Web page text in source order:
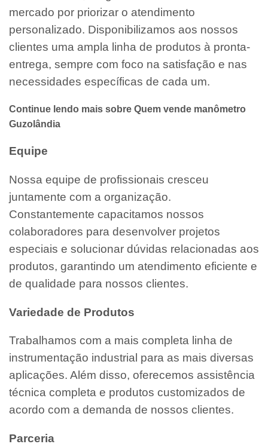
mercado por priorizar o atendimento
personalizado. Disponibilizamos aos nossos
clientes uma ampla linha de produtos à pronta-
entrega, sempre com foco na satisfação e nas
necessidades específicas de cada um.
Continue lendo mais sobre Quem vende manômetro
Guzolândia
Equipe
Nossa equipe de profissionais cresceu
juntamente com a organização.
Constantemente capacitamos nossos
colaboradores para desenvolver projetos
especiais e solucionar dúvidas relacionadas aos
produtos, garantindo um atendimento eficiente e
de qualidade para nossos clientes.
Variedade de Produtos
Trabalhamos com a mais completa linha de
instrumentação industrial para as mais diversas
aplicações. Além disso, oferecemos assistência
técnica completa e produtos customizados de
acordo com a demanda de nossos clientes.
Parceria